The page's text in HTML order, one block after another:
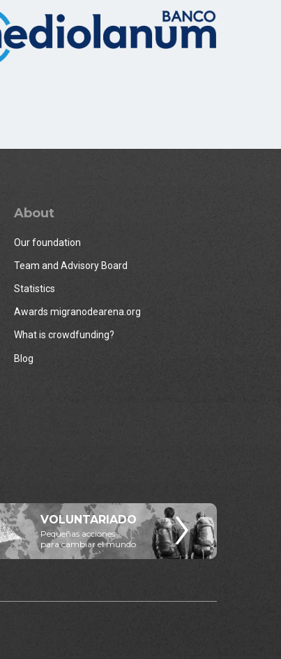
About
Our foundation
Team and Advisory Board
Statistics
Awards migranodearena.org
What is crowdfunding?
Blog
VOLUNTARIADO
Pequeñas acciones
para cambiar el mundo